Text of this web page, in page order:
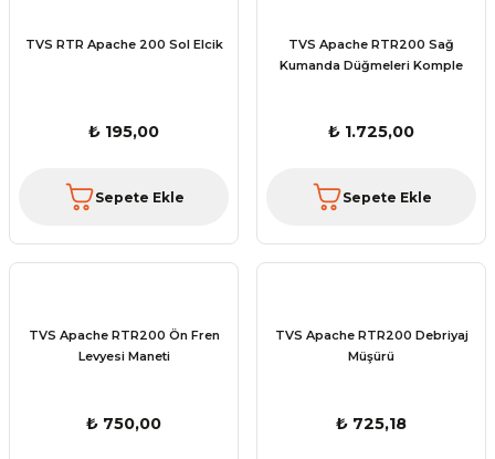
TVS RTR Apache 200 Sol Elcik
₺ 195,00
Sepete Ekle
TVS Apache RTR200 Sağ
Kumanda Düğmeleri Komple
₺ 1.725,00
Sepete Ekle
TVS Apache RTR200 Ön Fren
Levyesi Maneti
₺ 750,00
TVS Apache RTR200 Debriyaj
Müşürü
₺ 725,18